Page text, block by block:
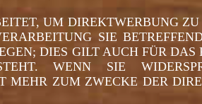
UM DIREKTWERBUNG
SIE
DIES GILT AUCH FÜR DAS
WENN SIE
MEHR ZUM ZWECKE DER